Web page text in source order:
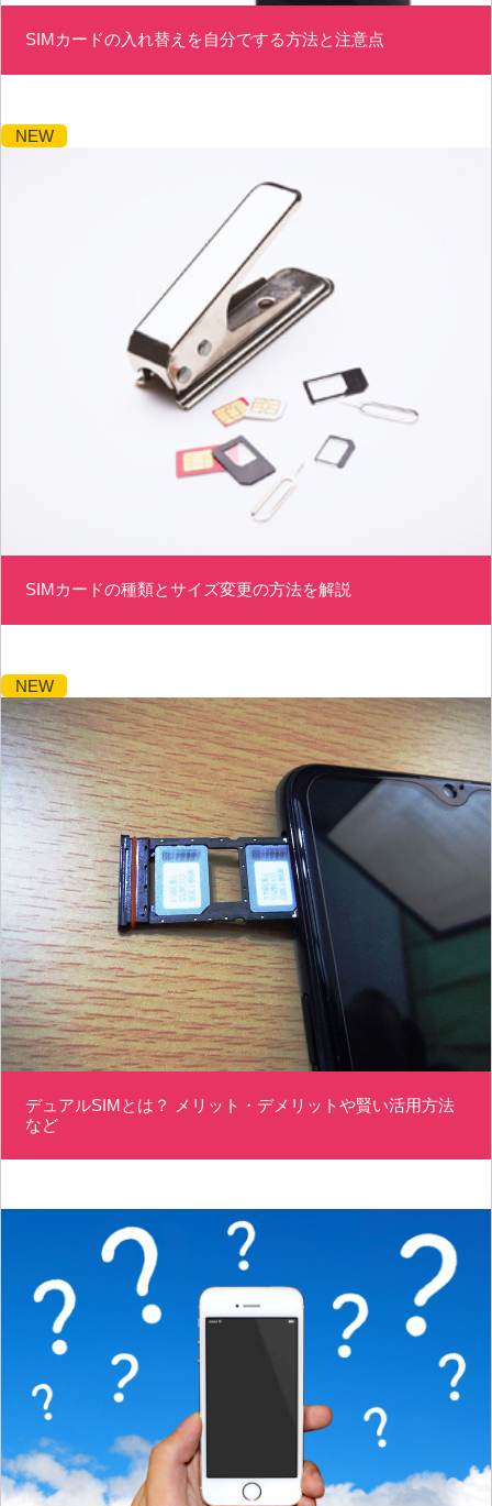
SIMカードの入れ替えを自分でする方法と注意点
NEW
SIMカードの種類とサイズ変更の方法を解説
NEW
デュアルSIMとは？ メリット・デメリットや賢い活用方法
など